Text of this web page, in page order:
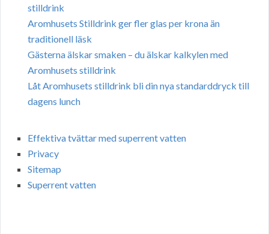
stilldrink
Aromhusets Stilldrink ger fler glas per krona än
traditionell läsk
Gästerna älskar smaken – du älskar kalkylen med
Aromhusets stilldrink
Låt Aromhusets stilldrink bli din nya standarddryck till
dagens lunch
Effektiva tvättar med superrent vatten
Privacy
Sitemap
Superrent vatten